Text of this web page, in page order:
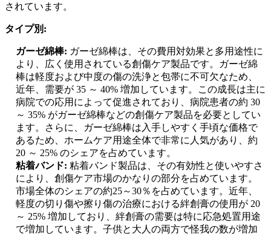
されています。
タイプ別:
ガーゼ綿棒: ガーゼ綿棒は、その費用対効果と多用途性に
より、広く使用されている創傷ケア製品です。ガーゼ綿
棒は軽度および中度の傷の洗浄と包帯に不可欠なため、
近年、需要が 35 ～ 40% 増加しています。この成長は主に
病院での応用によって促進されており、病院患者の約 30
～ 35% がガーゼ綿棒などの創傷ケア製品を必要としてい
ます。さらに、ガーゼ綿棒は入手しやすく手頃な価格で
あるため、ホームケア用途全体で非常に人気があり、約
20 ～ 25% のシェアを占めています。
粘着バンド: 粘着バンド製品は、その有効性と使いやすさ
により、創傷ケア市場のかなりの部分を占めています。
市場全体のシェアの約25～30％を占めています。近年、
軽度の切り傷や擦り傷の治療における絆創膏の使用が 20
～ 25% 増加しており、絆創膏の需要は特に応急処置用途
で増加しています。子供と大人の両方で怪我の数が増加